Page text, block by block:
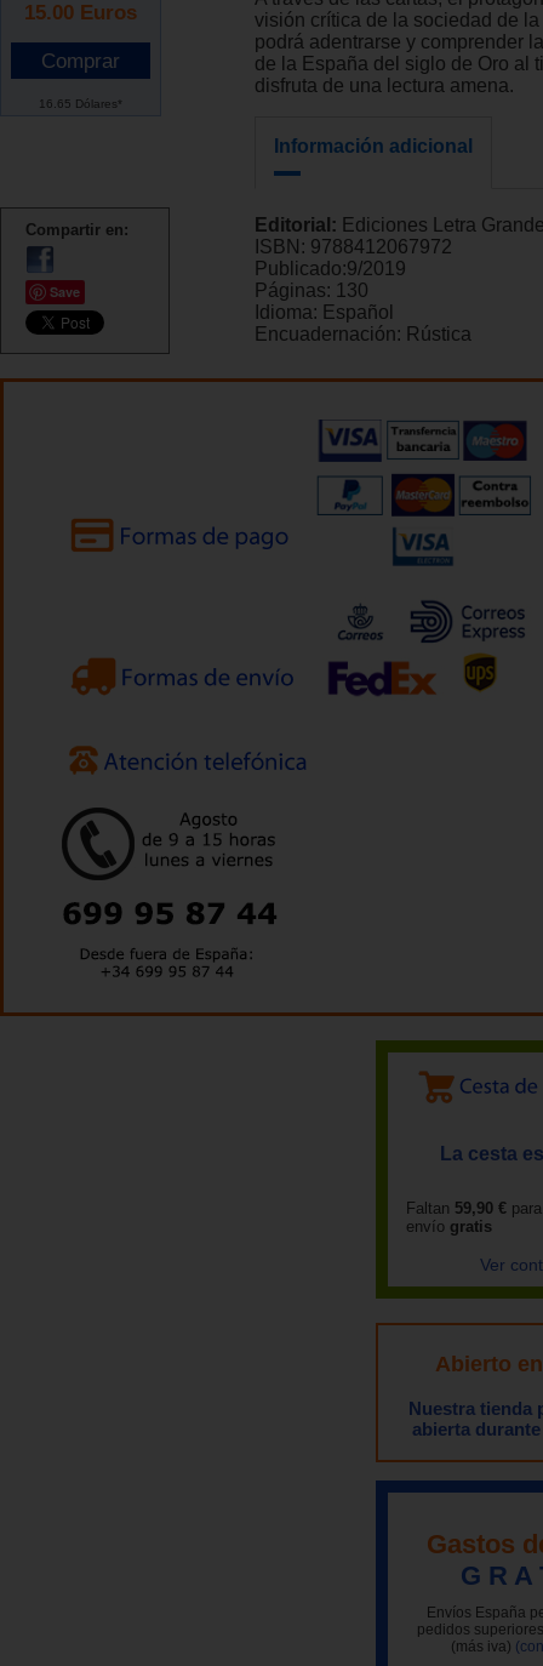
15.00 Euros
16.65 Dólares*
Compartir en:
Save
visión crítica de la sociedad de
podrá adentrarse y comprender
de la España del siglo de Oro al
disfruta de una lectura amena.
Información adicional
Editorial: Ediciones Letra
ISBN: 9788412067972
Publicado:9/2019
Páginas: 130
Idioma: Español
Encuadernación: Rústica
La cesta
Faltan 59,90 €
envío gratis
Ver
Abierto
Nuestra tienda
abierta
Gastos
G R A
Envíos España
pedidos
(más iva)